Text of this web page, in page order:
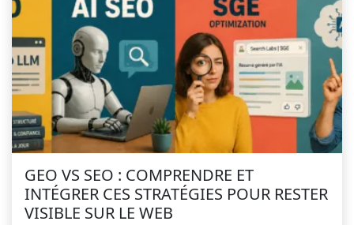
GEO VS SEO : COMPRENDRE ET
INTÉGRER CES STRATÉGIES POUR RESTER
VISIBLE SUR LE WEB